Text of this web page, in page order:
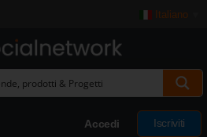
Italiano
Accedi Iscriviti